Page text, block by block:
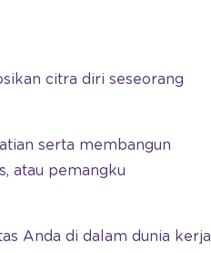
citra diri seseorang
serta membangun
atau pemangku
Anda di dalam dunia kerja